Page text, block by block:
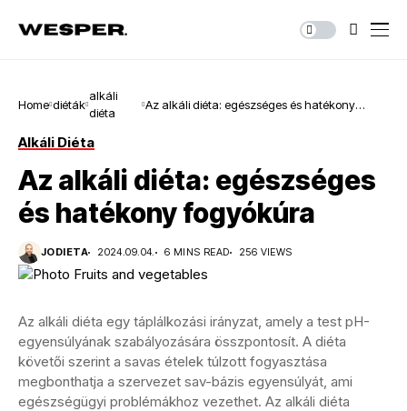
Home diéták
alkáli
diéta
Az alkáli diéta: egészséges és hatékony
Alkáli Diéta
Az alkáli diéta: egészséges
és hatékony fogyókúra
JODIETA 2024.09.04. 6 MINS READ 256 VIEWS
Az alkáli diéta egy táplálkozási irányzat, amely a test pH-
egyensúlyának szabályozására összpontosít. A diéta
követői szerint a savas ételek túlzott fogyasztása
megbonthatja a szervezet sav-bázis egyensúlyát, ami
egészségügyi problémákhoz vezethet. Az alkáli diéta